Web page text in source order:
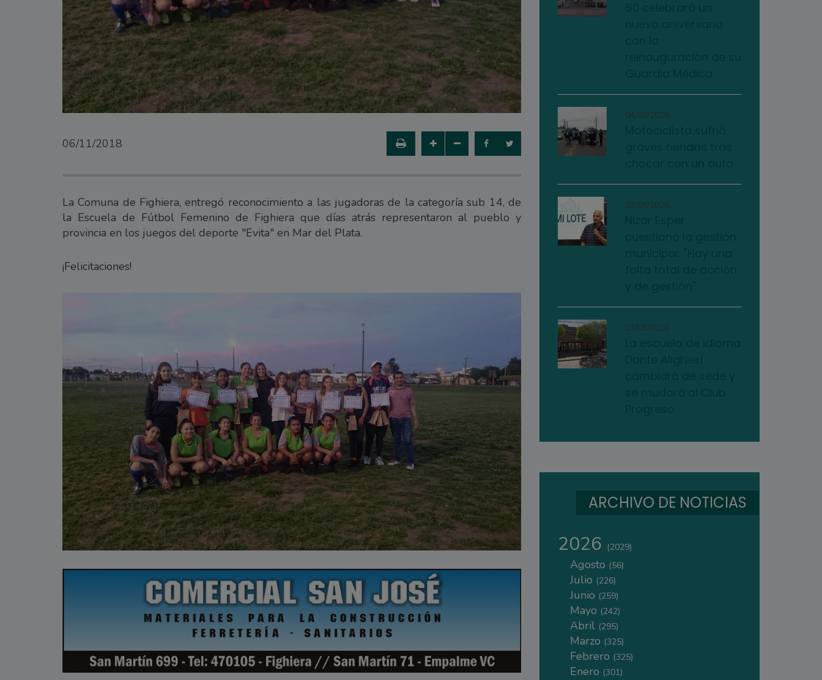
06/11/2018
La Comuna de Fighiera, entregó reconocimiento a las jugadoras de la categoría sub 14, de
la Escuela de Fútbol Femenino de Fighiera que días atrás representaron al pueblo y
provincia en los juegos del deporte "Evita" en Mar del Plata.
¡Felicitaciones!
04/08/2026
03/08/2026
03/08/2026
ARCHIVO DE NOTICIAS
2026 (2029)
Agosto (56)
Julio (226)
Junio (259)
Mayo (242)
Abril (295)
Marzo (325)
Febrero (325)
Enero (301)